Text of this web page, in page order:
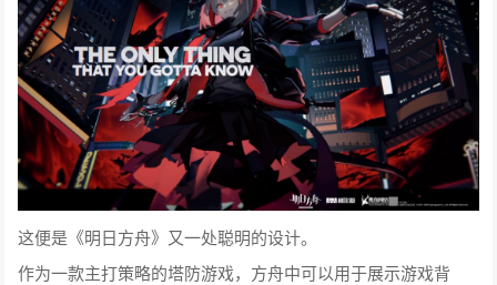
这便是《明日方舟》又一处聪明的设计。
作为一款主打策略的塔防游戏，方舟中可以用于展示游戏背